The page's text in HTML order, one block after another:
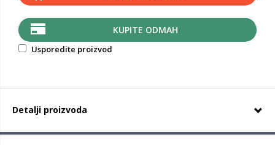
KUPITE ODMAH
Usporedite proizvod
Detalji proizvoda